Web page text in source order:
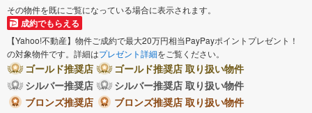
その物件を既にご覧になっている場合に表示されます。
成約でもらえる
【Yahoo!不動産】物件ご成約で最大20万円相当PayPayポイントプレゼント！
の対象物件です。詳細はプレゼント詳細をご覧ください。
ゴールド推奨店
ゴールド推奨店 取り扱い物件
シルバー推奨店
シルバー推奨店 取り扱い物件
ブロンズ推奨店
ブロンズ推奨店 取り扱い物件